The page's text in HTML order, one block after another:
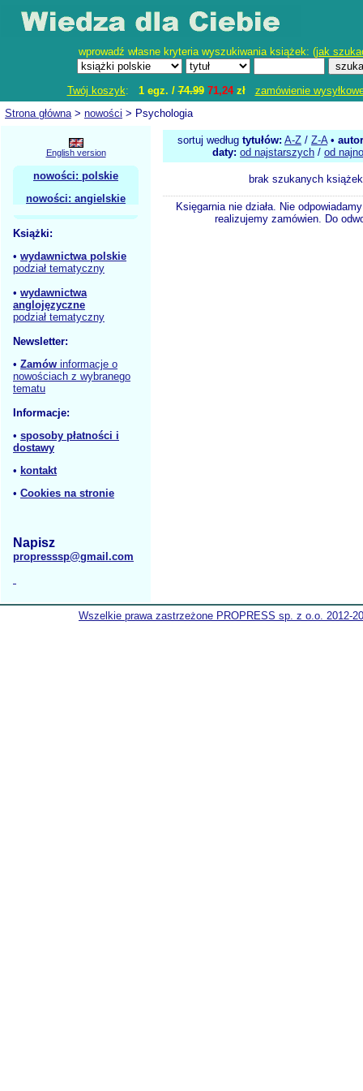
wprowadź własne kryteria wyszukiwania książek: (jak
Twój koszyk: 1 egz. /74.99 71,24zł
zamówienie
Strona główna> nowości > Psychologia
English version
nowości: polskie
nowości: angielskie
Książki:
• wydawnictwa polskie
podział tematyczny
• wydawnictwa
anglojęzyczne
podział tematyczny
Newsletter:
• Zamów informacje o
nowościach z wybranego
tematu
Informacje:
• sposoby płatności i
dostawy
• kontakt
• Cookies na stronie
Napisz
propresssp@gmail.com
sortuj według tytułów: A-Z / Z-A•
daty: od najstarszych / od
brak szukanych książek
Księgarnia nie działa. Nie
realizujemy zamówien. Do
Wszelkie prawa zastrzeżone PROPRESS sp. z o.o. 2012-